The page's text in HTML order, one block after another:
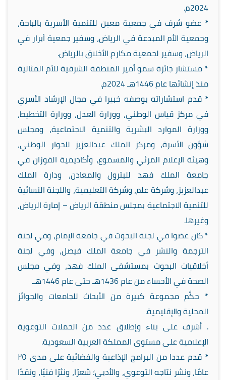
2024م.
* عضو شرف في جمعية معين للتنمية الأسرية بالباحة،
وجمعية الأم المبدعة في الرياض، وسفير جمعية أبرار في
الرياض، وسفير لجمعية مكارم الأخلاق بالرياض.
* مستشار جائزة سمو أمير المنطقة الشرقية للأم المثالية
منذ إنشائها عام 1446هـ 2024م.
* قدم استشاراته بوصفه خبيرا في مجال الإرشاد الأسري
في مركز قياس الوطني، ووزارة العدل، ووزارة التخطيط،
ووزارة الموارد البشرية والتنمية الاجتماعية، ومجلس
شؤون الأسرة، ومركز الملك عبدالعزيز للحوار الوطني،
وهيئة الإعلام المرئي والمسموع، وأكاديمية الفوزان في
جامعة الملك فهد للبترول والمعادن، ودارة الملك
عبدالعزيز، وشركة علم، وشركة التعليمية، واللجنة النسائية
للتنمية الاجتماعية بمجلس منطقة الرياض – إمارة الرياض،
وغيرها.
* كان عضوا في لجنة البحوث في جامعة الإمام، وفي لجنة
الترجمة والنشر في جامعة الملك فيصل، وفي لجنة
أخلاقيات البحوث بمستشفى الملك فهد، وفي مجلس
الصحة في الأحساء من عام 1436هـ حتى عام 1446هـ.
* حكَّم مجموعة كبيرة من الأبحاث للجامعات والجوائز
المحلية والإقليمية.
. أشرف على بناء وإطلاق عدد من الحملات التوعوية
الإعلامية على مستوى المملكة العربية السعودية.
* قدم عددا من البرامج الإذاعية والفضائية على مدى ٢٥
عامًا، ونشر نتاجه التوعوي، والأدبي؛ شعرًا، ونثرًا فنيًا، ونقدًا